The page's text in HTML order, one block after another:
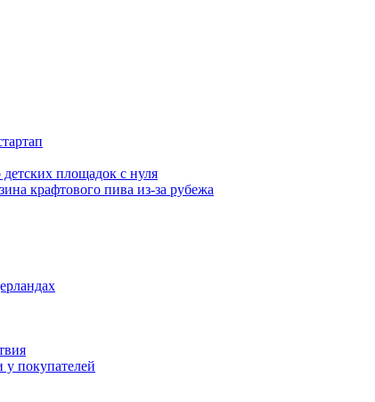
площадок с нуля
крафтового пива из-за рубежа
у покупателей